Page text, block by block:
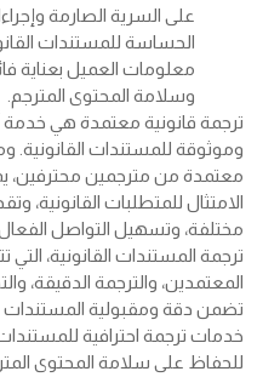
على السرية الصارمة
الحساسة للمستندات
معلومات العميل بعناية
وسلامة المحتوى المترجم.
ترجمة قانونية معتمدة هي خدمة
وموثوقة للمستندات
معتمدة من مترجمين محترفين،
الامتثال للمتطلبات القانونية،
مختلفة، وتسهيل التواصل
ترجمة المستندات القانونية، التي
المعتمدين، والترجمة الدقيقة،
تضمن دقة ومقبولية المستندات
خدمات ترجمة احترافية للمستندات
للحفاظ على سلامة المحتوى